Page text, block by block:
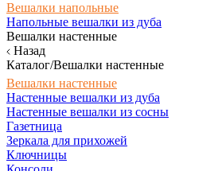
Вешалки напольные
Напольные вешалки из дуба
Вешалки настенные
Назад
Каталог/Вешалки настенные
Вешалки настенные
Настенные вешалки из дуба
Настенные вешалки из сосны
Газетница
Зеркала для прихожей
Ключницы